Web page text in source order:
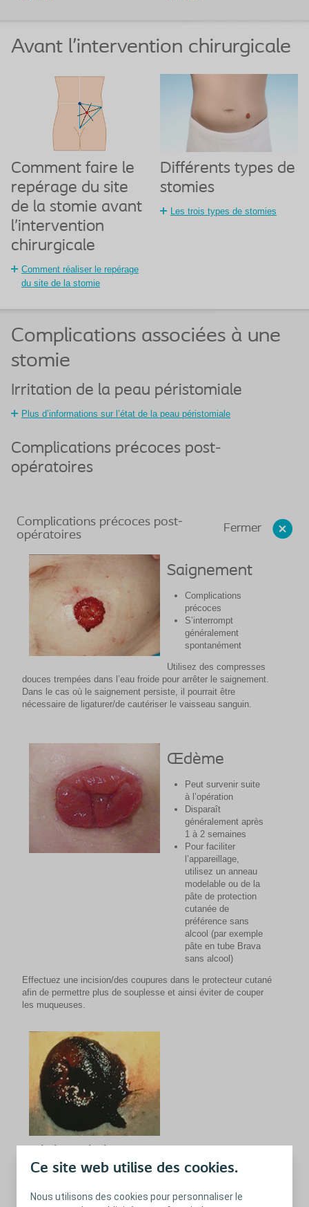
Ce site web utilise des cookies.
Nous utilisons des cookies pour personnaliser le
Avant l’intervention chirurgicale
Comment faire le
repérage du site
de la stomie avant
l’intervention
chirurgicale
Comment réaliser le repérage
du site de la stomie
Différents types de
stomies
Les trois types de stomies
Complications associées à une
stomie
Irritation de la peau péristomiale
Plus d’informations sur l’état de la peau péristomiale
Complications précoces post-
opératoires
Fermer
Complications précoces post-
opératoires
Saignement
Complications
précoces
S’interrompt
généralement
spontanément
Utilisez des compresses
douces trempées dans l’eau froide pour arrêter le saignement.
Dans le cas où le saignement persiste, il pourrait être
nécessaire de ligaturer/de cautériser le vaisseau sanguin.
Œdème
Peut survenir suite
à l’opération
Disparaît
généralement après
1 à 2 semaines
Pour faciliter
l’appareillage,
utilisez un anneau
modelable ou de la
pâte de protection
cutanée de
préférence sans
alcool (par exemple
pâte en tube Brava
sans alcool)
Effectuez une incision/des coupures dans le protecteur cutané
afin de permettre plus de souplesse et ainsi éviter de couper
les muqueuses.
État qui doit être étroitement surveillé